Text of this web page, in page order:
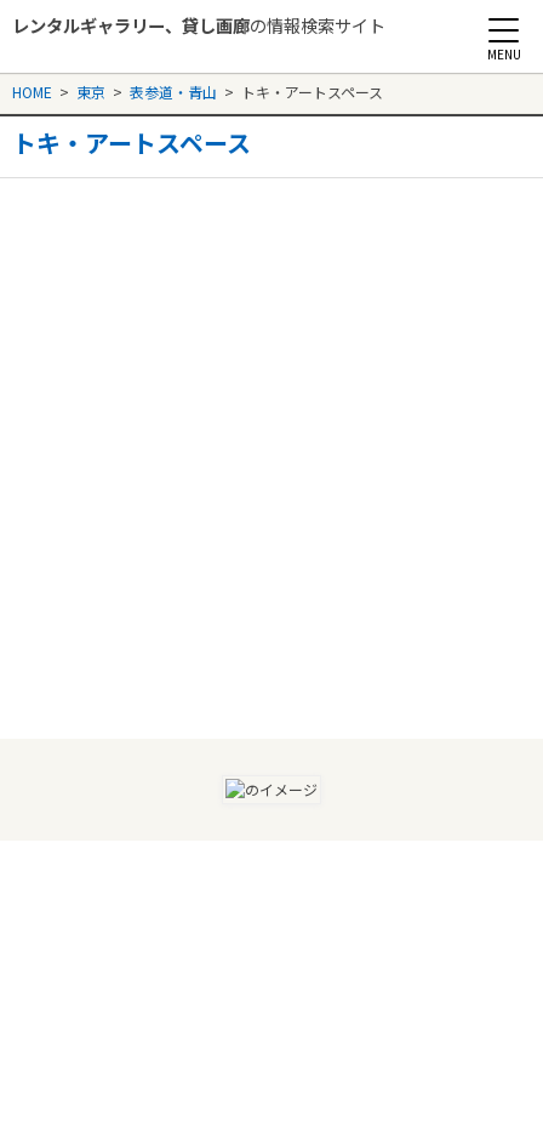
レンタルギャラリー、貸し画廊の情報検索サイト
Rental Gallery jp
HOME > 東京 > 表参道・青山 > トキ・アートスペース
トキ・アートスペース